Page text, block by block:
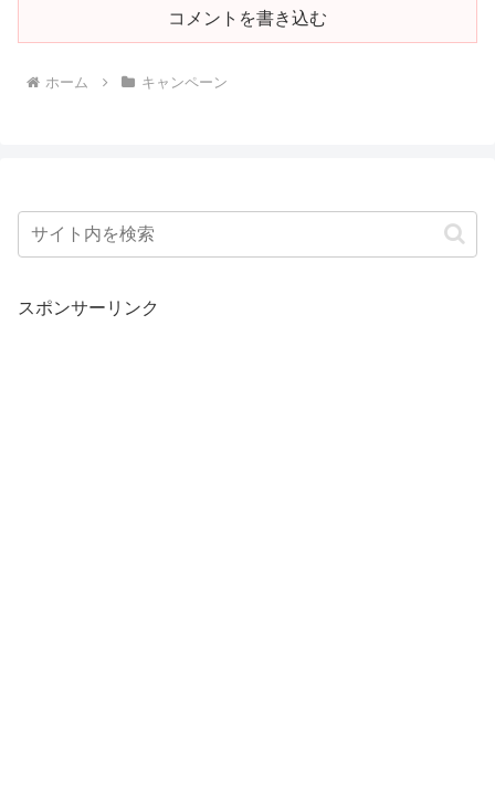
コメントを書き込む
ホーム キャンペーン
スポンサーリンク